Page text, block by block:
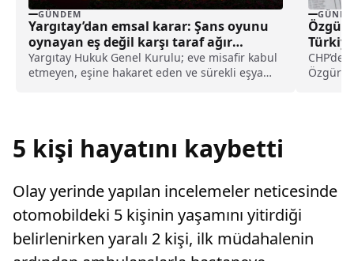
GÜNDEM
Yargıtay’dan emsal karar: Şans oyunu
oynayan eş değil karşı taraf ağır
kusurlu sayıldı
Yargıtay Hukuk Genel Kurulu; eve misafir kabul
etmeyen, eşine hakaret eden ve sürekli eşya
Özgür
nasıl
Özgür
5 kişi hayatını kaybetti
Olay yerinde yapılan incelemeler neticesinde
otomobildeki 5 kişinin yaşamını yitirdiği
belirlenirken yaralı 2 kişi, ilk müdahalenin